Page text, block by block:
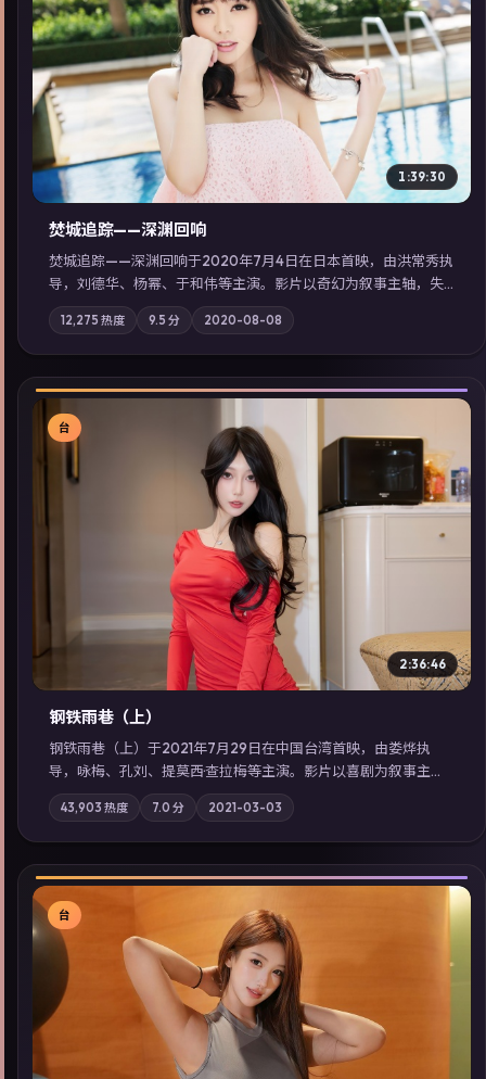
▶
1:39:30
焚城追踪——深渊回响
焚城追踪——深渊回响于2020年7月4日在日本首映，由洪常秀执
导，刘德华、杨幂、于和伟等主演。影片以奇幻为叙事主轴，失
踪人口档案牵出跨国灰色产业链；摄影与配乐强化地域气质；站
内亦可通过「国产免费观看高清电视剧在线看」延展检索同类型
高分佳作，畅享高清在线追剧体验。
12,275 热度 9.5 分 2020-08-08
▶
台
2:36:46
钢铁雨巷（上）
钢铁雨巷（上）于2021年7月29日在中国台湾首映，由娄烨执
导，咏梅、孔刘、提莫西·查拉梅等主演。影片以喜剧为叙事主
轴，一次普通通勤演变成全城关注的生死营救；摄影与配乐强化
地域气质；站内亦可通过「国产免费观看高清电视剧在线看」延
展检索同类型高分佳作，畅享高清在线追剧体验。
43,903 热度 7.0 分 2021-03-03
▶
台